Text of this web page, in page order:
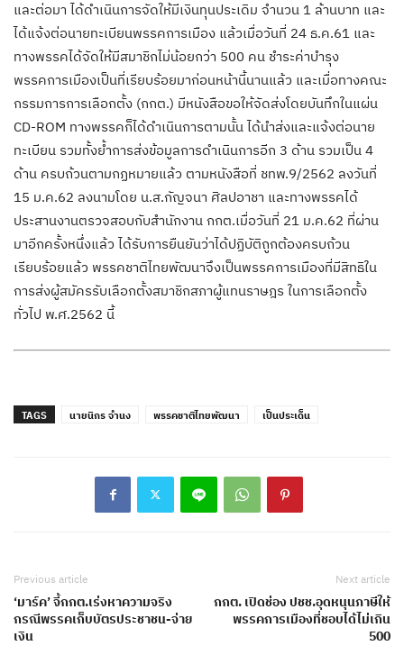
และต่อมา ได้ดำเนินการจัดให้มีเงินทุนประเดิม จำนวน 1 ล้านบาท และ
ได้แจ้งต่อนายทะเบียนพรรคการเมือง แล้วเมื่อวันที่ 24 ธ.ค.61 และ
ทางพรรคได้จัดให้มีสมาชิกไม่น้อยกว่า 500 คน ชำระค่าบำรุง
พรรคการเมืองเป็นที่เรียบร้อยมาก่อนหน้านี้นานแล้ว และเมื่อทางคณะ
กรรมการการเลือกตั้ง (กกต.) มีหนังสือขอให้จัดส่งโดยบันทึกในแผ่น
CD-ROM ทางพรรคก็ได้ดำเนินการตามนั้น ได้นำส่งและแจ้งต่อนาย
ทะเบียน รวมทั้งย้ำการส่งข้อมูลการดำเนินการอีก 3 ด้าน รวมเป็น 4
ด้าน ครบถ้วนตามกฏหมายแล้ว ตามหนังสือที่ ชทพ.9/2562 ลงวันที่
15 ม.ค.62 ลงนามโดย น.ส.กัญจนา ศิลปอาชา และทางพรรคได้
ประสานงานตรวจสอบกับสำนักงาน กกต.เมื่อวันที่ 21 ม.ค.62 ที่ผ่าน
มาอีกครั้งหนึ่งแล้ว ได้รับการยืนยันว่าได้ปฏิบัติถูกต้องครบถ้วน
เรียบร้อยแล้ว พรรคชาติไทยพัฒนาจึงเป็นพรรคการเมืองที่มีสิทธิใน
การส่งผู้สมัครรับเลือกตั้งสมาชิกสภาผู้แทนราษฎร ในการเลือกตั้ง
ทั่วไป พ.ศ.2562 นี้
TAGS นายนิกร จำนง พรรคชาติไทยพัฒนา เป็นประเด็น
Previous article
‘มาร์ค’ จี้กกต.เร่งหาความจริง
กรณีพรรคเก็บบัตรประชาชน-จ่าย
เงิน
Next article
กกต. เปิดช่อง ปชช.อุดหนุนภาษีให้
พรรคการเมืองที่ชอบได้ไม่เกิน
500